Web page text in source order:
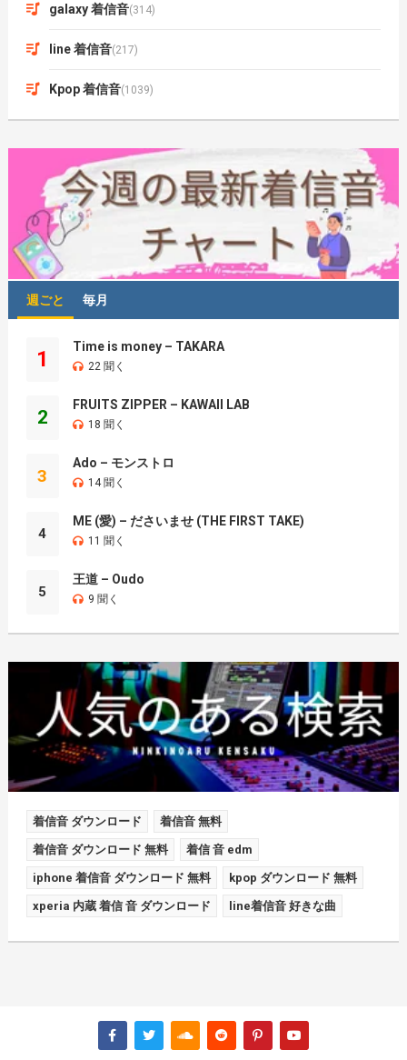
galaxy 着信音(314)
line 着信音(217)
Kpop 着信音(1039)
週ごと 毎月
1
Time is money – TAKARA
22 聞く
2
FRUITS ZIPPER – KAWAII LAB
18 聞く
3
Ado – モンストロ
14 聞く
4
ME (愛) – ださいませ (THE FIRST TAKE)
11 聞く
5
王道 – Oudo
9 聞く
着信音 ダウンロード 着信音 無料
着信音 ダウンロード 無料 着信 音 edm
iphone 着信音 ダウンロード 無料 kpop ダウンロード 無料
xperia 内蔵 着信 音 ダウンロード line着信音 好きな曲